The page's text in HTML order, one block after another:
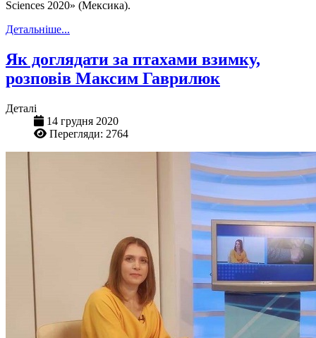
Sciences 2020» (Мексика).
Детальніше...
Як доглядати за птахами взимку,
розповів Максим Гаврилюк
Деталі
14 грудня 2020
Перегляди: 2764